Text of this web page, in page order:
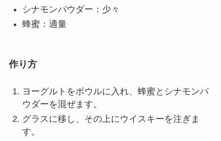
シナモンパウダー：少々
蜂蜜：適量
作り方
ヨーグルトをボウルに入れ、蜂蜜とシナモンパ
ウダーを混ぜます。
グラスに移し、その上にウイスキーを注ぎま
す。